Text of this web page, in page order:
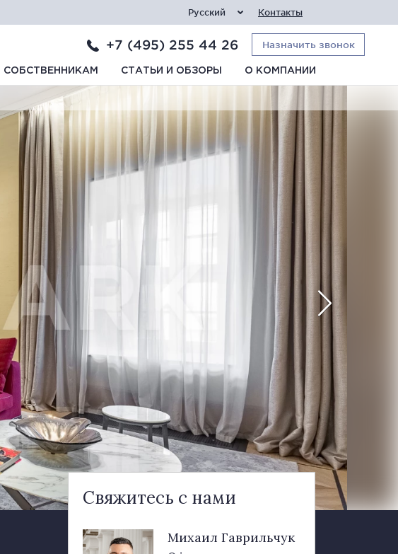
Русский Контакты
+7 (495) 255 44 26 Назначить звонок
СОБСТВЕННИКАМ СТАТЬИ И ОБЗОРЫ О КОМПАНИИ
Свяжитесь с нами
Михаил Гаврильчук